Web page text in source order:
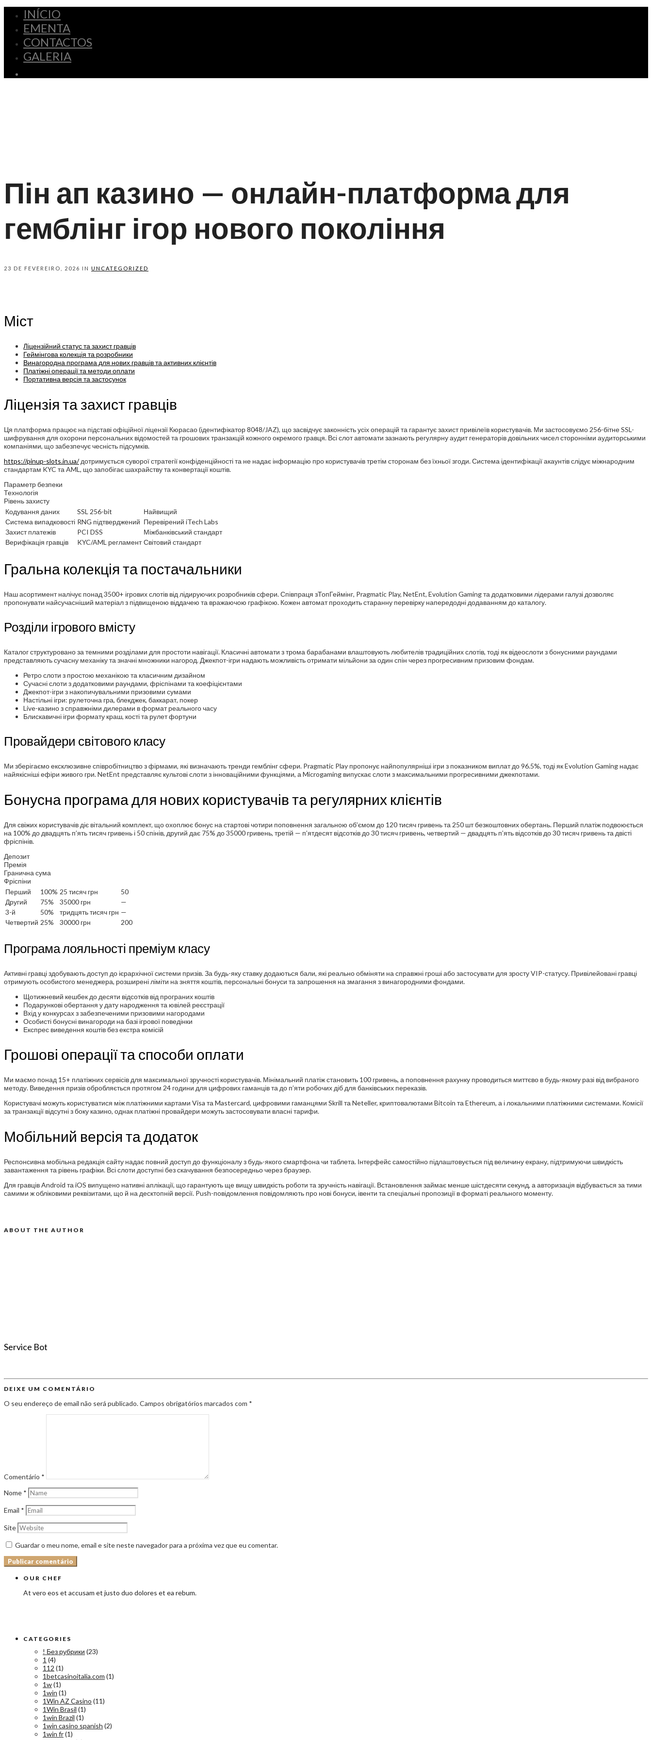
INÍCIO
EMENTA
CONTACTOS
GALERIA
Пін ап казино — онлайн-платформа для
гемблінг ігор нового покоління
23 DE FEVEREIRO, 2026 IN UNCATEGORIZED
Міст
Ліцензійний статус та захист гравців
Геймінгова колекція та розробники
Винагородна програма для нових гравців та активних клієнтів
Платіжні операції та методи оплати
Портативна версія та застосунок
Ліцензія та захист гравців
Ця платформа працює на підставі офіційної ліцензії Кюрасао (ідентифікатор 8048/JAZ), що засвідчує законність усіх операцій та гарантує захист привілеїв користувачів. Ми застосовуємо 256-бітне SSL-
шифрування для охорони персональних відомостей та грошових транзакцій кожного окремого гравця. Всі слот автомати зазнають регулярну аудит генераторів довільних чисел сторонніми аудиторськими
компаніями, що забезпечує чесність підсумків.
https://pinup-slots.in.ua/дотримується суворої стратегії конфіденційності та не надає інформацію про користувачів третім сторонам без їхньої згоди. Система ідентифікації акаунтів слідує міжнародним
стандартам KYC та AML, що запобігає шахрайству та конвертації коштів.
Параметр безпеки
Технологія
Рівень захисту
Кодування даних
SSL 256-bit
Найвищий
Система випадковості RNG підтверджений Перевірений iTech Labs
Захист платежів
PCI DSS
Міжбанківський стандарт
Верифікація гравців
KYC/AML регламент Світовий стандарт
Гральна колекція та постачальники
Наш асортимент налічує понад 3500+ ігрових слотів від лідируючих розробників сфери. Співпраця зТопГеймінг, Pragmatic Play, NetEnt, Evolution Gaming та додатковими лідерами галузі дозволяє
пропонувати найсучасніший матеріал з підвищеною віддачею та вражаючою графікою. Кожен автомат проходить старанну перевірку напередодні додаванням до каталогу.
Розділи ігрового вмісту
Каталог структуровано за темними розділами для простоти навігації. Класичні автомати з трома барабанами влаштовують любителів традиційних слотів, тоді як відеослоти з бонусними раундами
представляють сучасну механіку та значні множники нагород. Джекпот-ігри надають можливість отримати мільйони за один спін через прогресивним призовим фондам.
Ретро слоти з простою механікою та класичним дизайном
Сучасні слоти з додатковими раундами, фріспінами та коефіцієнтами
Джекпот-ігри з накопичувальними призовими сумами
Настільні ігри: рулеточна гра, блекджек, баккарат, покер
Live-казино з справжніми дилерами в формат реального часу
Блискавичні ігри формату краш, кості та рулет фортуни
Провайдери світового класу
Ми зберігаємо ексклюзивне співробітництво з фірмами, які визначають тренди гемблінг сфери. Pragmatic Play пропонує найпопулярніші ігри з показником виплат до 96.5%, тоді як Evolution Gaming надає
найякісніші ефіри живого гри. NetEnt представляє культові слоти з інноваційними функціями, а Microgaming випускає слоти з максимальними прогресивними джекпотами.
Бонусна програма для нових користувачів та регулярних клієнтів
Для свіжих користувачів діє вітальний комплект, що охоплює бонус на стартові чотири поповнення загальною об’ємом до 120 тисяч гривень та 250 шт безкоштовних обертань. Перший платіж подвоюється
на 100% до двадцять п’ять тисяч гривень і 50 спінів, другий дає 75% до 35000 гривень, третій — п’ятдесят відсотків до 30 тисяч гривень, четвертий — двадцять п’ять відсотків до 30 тисяч гривень та двісті
фріспінів.
Депозит
Премія
Гранична сума
Фріспіни
Перший
100% 25 тисяч грн
50
Другий
75% 35000 грн
—
3-й
50% тридцять тисяч грн —
Четвертий 25% 30000 грн 200
Програма лояльності преміум класу
Активні гравці здобувають доступ до ієрархічної системи призів. За будь-яку ставку додаються бали, які реально обміняти на справжні гроші або застосувати для зросту VIP-статусу. Привілейовані гравці
отримують особистого менеджера, розширені ліміти на зняття коштів, персональні бонуси та запрошення на змагання з винагородними фондами.
Щотижневий кешбек до десяти відсотків від програних коштів
Подарункові обертання у дату народження та ювілей реєстрації
Вхід у конкурсах з забезпеченими призовими нагородами
Особисті бонусні винагороди на базі ігрової поведінки
Експрес виведення коштів без екстра комісій
Грошові операції та способи оплати
Ми маємо понад 15+ платіжних сервісів для максимальної зручності користувачів. Мінімальний платіж становить 100 гривень, а поповнення рахунку проводиться миттєво в будь-якому разі від вибраного
методу. Виведення призів обробляється протягом 24 години для цифрових гаманців та до п’яти робочих діб для банківських переказів.
Користувачі можуть користуватися між платіжними картами Visa та Mastercard, цифровими гаманцями Skrill та Neteller, криптовалютами Bitcoin та Ethereum, а і локальними платіжними системами. Комісії
за транзакції відсутні з боку казино, однак платіжні провайдери можуть застосовувати власні тарифи.
Мобільний версія та додаток
Респонсивна мобільна редакція сайту надає повний доступ до функціоналу з будь-якого смартфона чи таблета. Інтерфейс самостійно підлаштовується під величину екрану, підтримуючи швидкість
завантаження та рівень графіки. Всі слоти доступні без скачування безпосередньо через браузер.
Для гравців Android та iOS випущено нативні аплікації, що гарантують ще вищу швидкість роботи та зручність навігації. Встановлення займає менше шістдесяти секунд, а авторизація відбувається за тими
самими ж обліковими реквізитами, що й на десктопній версії. Push-повідомлення повідомляють про нові бонуси, івенти та спеціальні пропозиції в форматі реального моменту.
ABOUT THE AUTHOR
Service Bot
DEIXE UM COMENTÁRIO
O seu endereço de email não será publicado.Campos obrigatórios marcados com *
Comentário *
Nome *
Email *
Site
Guardar o meu nome, email e site neste navegador para a próxima vez que eu comentar.
OUR CHEF
At vero eos et accusam et justo duo dolores et ea rebum.
CATEGORIES
! Без рубрики (23)
1 (4)
112 (1)
1betcasinoitalia.com (1)
1w(1)
1win (1)
1Win AZ Casino (11)
1Win Brasil (1)
1win Brazil (1)
1win casino spanish (2)
1win fr(1)